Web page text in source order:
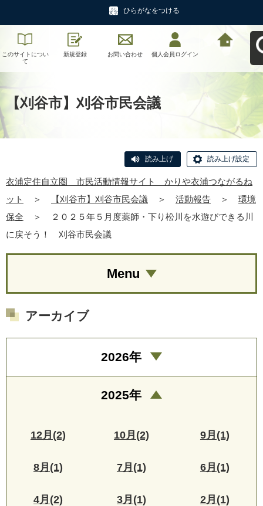
ひらがなをつける
このサイトについ
て
新規登録 お問い合わせ 個人会員ログイン
ながるねットへ戻
【刈谷市】刈谷市民会議
読み上げ 読み上げ設定
衣浦定住自立圏 市民活動情報サイト かりや衣浦つながるね
ット
＞ 【刈谷市】刈谷市民会議 ＞ 活動報告 ＞
環境
保全
＞
２０２５年５月度薬師・下り松川を水遊びできる川
に戻そう！ 刈谷市民会議
Menu
アーカイブ
2026年
2025年
12月(2) 10月(2) 9月(1)
8月(1) 7月(1) 6月(1)
4月(2) 3月(1) 2月(1)